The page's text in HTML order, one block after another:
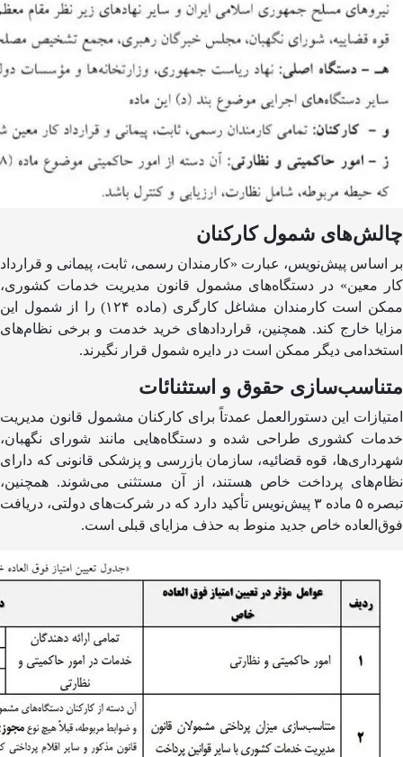
چالش‌های شمول کارکنان
بر اساس پیش‌نویس، عبارت «کارمندان رسمی، ثابت، پیمانی و قرارداد
کار معین» در دستگاه‌های مشمول قانون مدیریت خدمات کشوری،
ممکن است کارمندان مشاغل کارگری (ماده ۱۲۴) را از شمول این
مزایا خارج کند. همچنین، قراردادهای خرید خدمت و برخی نظام‌های
استخدامی دیگر ممکن است در دایره شمول قرار نگیرند.
متناسب‌سازی حقوق و استثنائات
امتیازات این دستورالعمل عمدتاً برای کارکنان مشمول قانون مدیریت
خدمات کشوری طراحی شده و دستگاه‌هایی مانند شورای نگهبان،
شهرداری‌ها، قوه قضائیه، سازمان بازرسی و پزشکی قانونی که دارای
نظام‌های پرداخت خاص هستند، از آن مستثنی می‌شوند. همچنین،
تبصره ۵ ماده ۳ پیش‌نویس تأکید دارد که در شرکت‌های دولتی، دریافت
فوق‌العاده خاص جدید منوط به حذف مزایای قبلی است.